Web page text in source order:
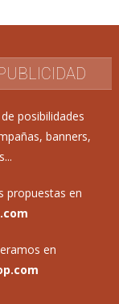
posibilidades
banners,
propuestas en
en